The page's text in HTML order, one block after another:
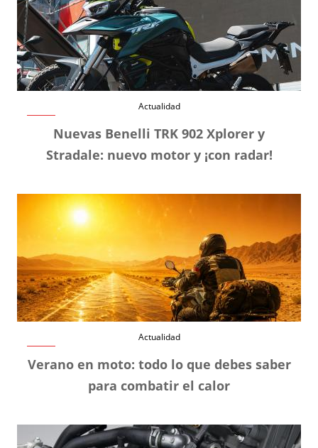
Actualidad
Nuevas Benelli TRK 902 Xplorer y
Stradale: nuevo motor y ¡con radar!
Actualidad
Verano en moto: todo lo que debes saber
para combatir el calor